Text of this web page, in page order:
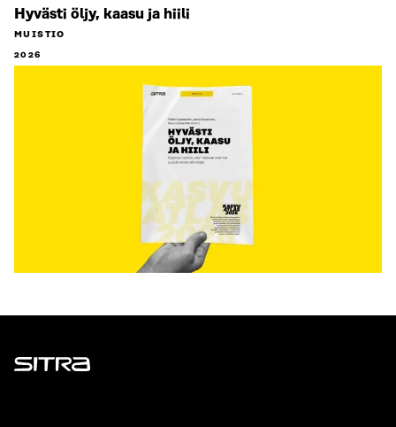
Hyvästi öljy, kaasu ja hiili
MUISTIO
2026
Sitra